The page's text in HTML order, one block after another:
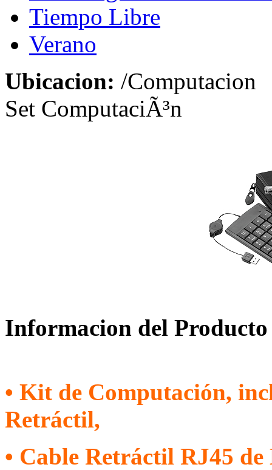
Tiempo Libre
Verano
Ubicacion: /Computacion
Set ComputaciÃ³n
Informacion del Producto
• Kit de Computación,
Retráctil,
• Cable Retráctil RJ45